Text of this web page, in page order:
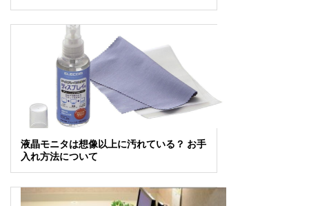
液晶モニタは想像以上に汚れている？ お手
入れ方法について